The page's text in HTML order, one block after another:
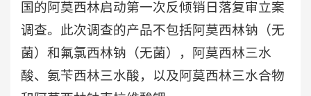
国的阿莫西林启动第一次反倾销日落复审立案
调查。此次调查的产品不包括阿莫西林钠（无
菌）和氟氯西林钠（无菌），阿莫西林三水
酸、氨苄西林三水酸，以及阿莫西林三水合物